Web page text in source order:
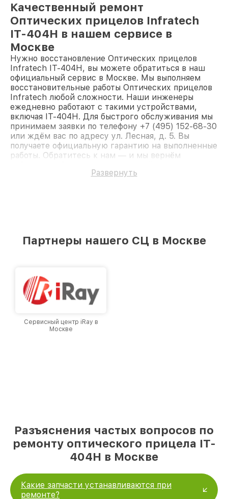
Качественный ремонт
Оптических прицелов Infratech
IT-404H в нашем сервисе в
Москве
Нужно восстановление Оптических прицелов
Infratech IT-404H, вы можете обратиться в наш
официальный сервис в Москве. Мы выполняем
восстановительные работы Оптических прицелов
Infratech любой сложности. Наши инженеры
ежедневно работают с такими устройствами,
включая IT-404H. Для быстрого обслуживания мы
принимаем заявки по телефону +7 (495) 152-68-30
или ждём вас по адресу ул. Лесная, д. 5. Вы
получаете официальную гарантию на выполненные
работы. Обратитесь к нам — и мы вернём
Развернуть
Партнеры нашего СЦ в Москве
Сервисный центр iRay в
Москве
Разъяснения частых вопросов по
ремонту оптического прицела IT-
404H в Москве
Какие запчасти устанавливаются при
ремонте?